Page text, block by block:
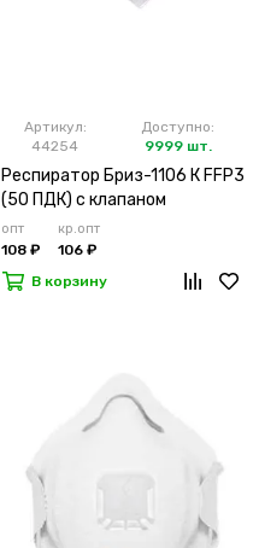
Артикул:
44254
Доступно:
9999 шт.
Респиратор Бриз-1106 К FFP3
(50 ПДК) с клапаном
опт
108 ₽
кр.опт
106 ₽
В корзину